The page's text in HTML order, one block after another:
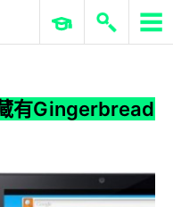
ERP 與商業 AI
有Gingerbread